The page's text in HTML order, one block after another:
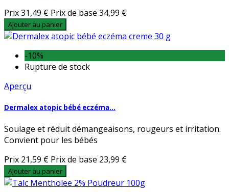
Prix31,49 € Prix de base 34,99 €
Ajouter au panier
-10%
Rupture de stock
Aperçu
Dermalex atopic bébé eczéma...
Soulage et réduit démangeaisons, rougeurs et irritation.
Convient pour les bébés
Prix 21,59 € Prix de base 23,99 €
Ajouter au panier